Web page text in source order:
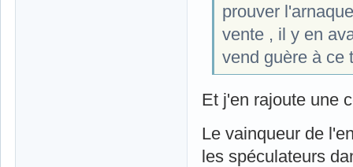
prouver
vente , il y en
vend guère à ce
Et j'en rajoute une
Le vainqueur de
les spéculateurs